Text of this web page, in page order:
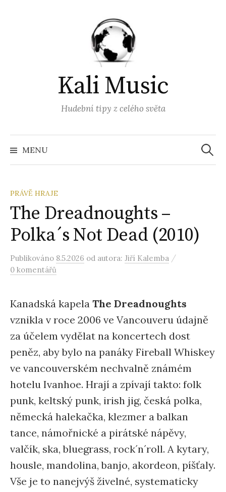
Kali Music
Hudební tipy z celého světa
MENU
PRÁVĚ HRAJE
The Dreadnoughts –
Polka´s Not Dead (2010)
Publikováno 8.5.2026 od autora: Jiří Kalemba /
0 komentářů
Kanadská kapela The Dreadnoughts
vznikla v roce 2006 ve Vancouveru údajně
za účelem vydělat na koncertech dost
peněz, aby bylo na panáky Fireball Whiskey
ve vancouverském nechvalně známém
hotelu Ivanhoe. Hrají a zpívají takto: folk
punk, keltský punk, irish jig, česká polka,
německá halekačka, klezmer a balkan
tance, námořnické a pirátské nápěvy,
valčík, ska, bluegrass, rock´n´roll. A kytary,
housle, mandolina, banjo, akordeon, píšťaly.
Vše je to nanejvýš živelné, systematicky